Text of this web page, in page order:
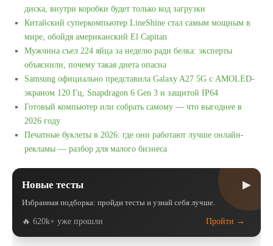
диска, внутри коробки будет только код загрузки
Китайский суперкомпьютер LineShine стал самым мощным в
мире, обойдя американский El Capitan
Мужчина съел 224 яйца за неделю ради белка: эксперты
объяснили, почему такая диета опасна
Samsung официально представила Galaxy A27 5G с AMOLED-
экраном 120 Гц, Snapdragon 6 Gen 3 и защитой IP64
Готовый компьютер или собрать самому — что выгоднее в
2026 году
Печатные буклеты в 2026: где они работают лучше онлайн-
рекламы — разбор для малого бизнеса
Новые тесты ▶
Избранная подборка: пройди тесты и узнай себя лучше.
🔥 620k+ уже прошли Пройти →